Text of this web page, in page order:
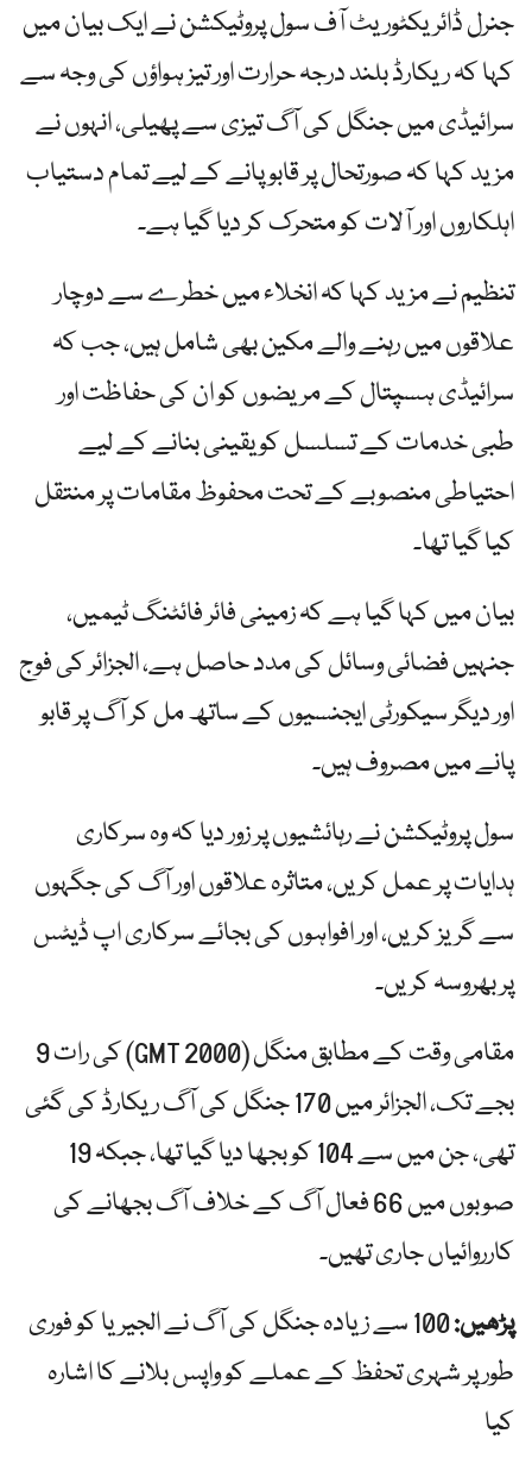
جنرل ڈائریکٹوریٹ آف سول پروٹیکشن نے ایک بیان میں
کہا کہ ریکارڈ بلند درجہ حرارت اور تیز ہواؤں کی وجہ سے
سرائیڈی میں جنگل کی آگ تیزی سے پھیلی، انہوں نے
مزید کہا کہ صورتحال پر قابو پانے کے لیے تمام دستیاب
اہلکاروں اور آلات کو متحرک کر دیا گیا ہے۔
تنظیم نے مزید کہا کہ انخلاء میں خطرے سے دوچار
علاقوں میں رہنے والے مکین بھی شامل ہیں، جب کہ
سرائیڈی ہسپتال کے مریضوں کو ان کی حفاظت اور
طبی خدمات کے تسلسل کو یقینی بنانے کے لیے
احتیاطی منصوبے کے تحت محفوظ مقامات پر منتقل
کیا گیا تھا۔
بیان میں کہا گیا ہے کہ زمینی فائر فائٹنگ ٹیمیں،
جنہیں فضائی وسائل کی مدد حاصل ہے، الجزائر کی فوج
اور دیگر سیکورٹی ایجنسیوں کے ساتھ مل کر آگ پر قابو
پانے میں مصروف ہیں۔
سول پروٹیکشن نے رہائشیوں پر زور دیا کہ وہ سرکاری
ہدایات پر عمل کریں، متاثرہ علاقوں اور آگ کی جگہوں
سے گریز کریں، اور افواہوں کی بجائے سرکاری اپ ڈیٹس
پر بھروسہ کریں۔
مقامی وقت کے مطابق منگل (2000 GMT) کی رات 9
بجے تک، الجزائر میں 170 جنگل کی آگ ریکارڈ کی گئی
تھی، جن میں سے 104 کو بجھا دیا گیا تھا، جبکہ 19
صوبوں میں 66 فعال آگ کے خلاف آگ بجھانے کی
کارروائیاں جاری تھیں۔
پڑھیں:
100 سے زیادہ جنگل کی آگ نے الجیریا کو فوری
طور پر شہری تحفظ کے عملے کو واپس بلانے کا اشارہ
کیا